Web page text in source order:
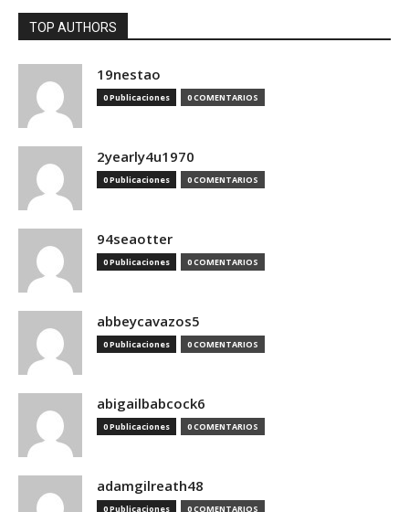
TOP AUTHORS
19nestao
0 Publicaciones 0 COMENTARIOS
2yearly4u1970
0 Publicaciones 0 COMENTARIOS
94seaotter
0 Publicaciones 0 COMENTARIOS
abbeycavazos5
0 Publicaciones 0 COMENTARIOS
abigailbabcock6
0 Publicaciones 0 COMENTARIOS
adamgilreath48
0 Publicaciones 0 COMENTARIOS